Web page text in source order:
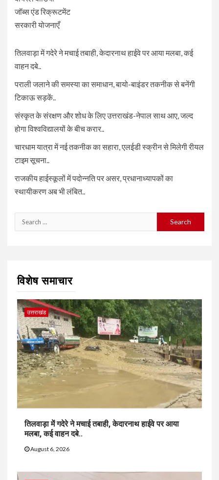
जॉब्स एंड रिक्रूटमेंट
सरकारी योजनाएँ
तिलवाड़ा में गदेरे ने मचाई तबाही, केदारनाथ हाईवे पर आया मलबा, कई
वाहन दबे..
पराली जलाने की समस्या का समाधान, बायो-बाइंडर तकनीक से बनेंगी
टिकाऊ सड़कें..
संस्कृत के संरक्षण और शोध के लिए उत्तराखंड-नेपाल साथ आए, जल्द
होगा विश्वविद्यालयों के बीच करार..
चारधाम यात्रा में नई तकनीक का सहारा, एलईडी स्क्रीन से मिलेगी रीयल
टाइम सूचना..
राजकीय हाईस्कूलों में पदोन्नति पर असर, प्रधानाध्यापकों का
स्थायीकरण अब भी लंबित..
Search
for:
विशेष समाचार
उत्तराखंड
तिलवाड़ा में गदेरे ने मचाई तबाही, केदारनाथ हाईवे पर आया
मलबा, कई वाहन दबे..
August 6, 2026